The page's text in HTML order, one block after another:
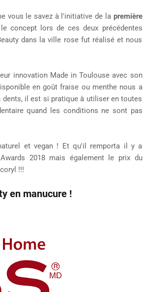
vous le savez à l'initiative de la première
concept lors de ces deux précédentes
dans la ville rose fut réalisé et nous
innovation Made in Toulouse avec son
en goût fraise ou menthe nous a
il est si pratique à utiliser en toutes
quand les conditions ne sont pas
et vegan ! Et qu'il remporta il y a
2018 mais également le prix du
!!!
en manucure !